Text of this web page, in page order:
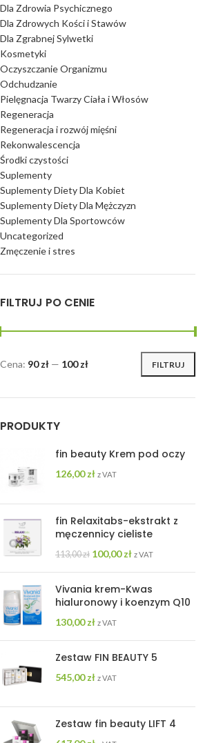
Dla Zdrowia Psychicznego
Dla Zdrowych Kości i Stawów
Dla Zgrabnej Sylwetki
Kosmetyki
Oczyszczanie Organizmu
Odchudzanie
Pielęgnacja Twarzy Ciała i Włosów
Regeneracja
Regeneracja i rozwój mięśni
Rekonwalescencja
Środki czystości
Suplementy
Suplementy Diety Dla Kobiet
Suplementy Diety Dla Mężczyzn
Suplementy Dla Sportowców
Uncategorized
Zmęczenie i stres
FILTRUJ PO CENIE
FILTRUJ
Cena: 90 zł — 100 zł
PRODUKTY
fin beauty Krem pod oczy
126,00zł z VAT
fin Relaxitabs-ekstrakt z
męczennicy cieliste
113,00zł 100,00zł z VAT
Vivania krem-Kwas
hialuronowy i koenzym Q10
130,00zł z VAT
Zestaw FIN BEAUTY 5
545,00zł z VAT
Zestaw fin beauty LIFT 4